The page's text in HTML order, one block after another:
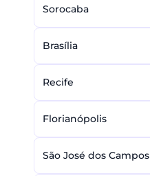
Sorocaba
Brasília
Recife
Florianópolis
São José dos Campos